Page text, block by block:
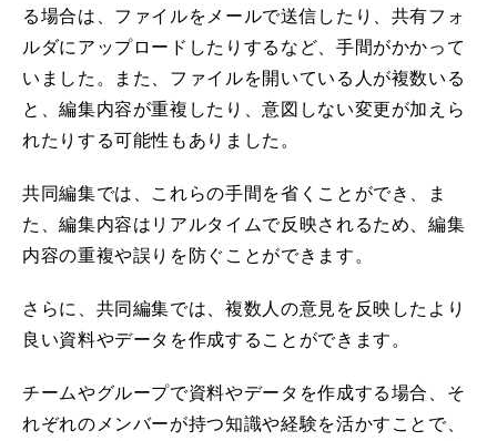
る場合は、ファイルをメールで送信したり、共有フォ
ルダにアップロードしたりするなど、手間がかかって
いました。また、ファイルを開いている人が複数いる
と、編集内容が重複したり、意図しない変更が加えら
れたりする可能性もありました。
共同編集では、これらの手間を省くことができ、ま
た、編集内容はリアルタイムで反映されるため、編集
内容の重複や誤りを防ぐことができます。
さらに、共同編集では、複数人の意見を反映したより
良い資料やデータを作成することができます。
チームやグループで資料やデータを作成する場合、そ
れぞれのメンバーが持つ知識や経験を活かすことで、